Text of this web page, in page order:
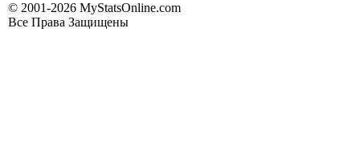
© 2001-2026 MyStatsOnline.com
Все Права Защищены